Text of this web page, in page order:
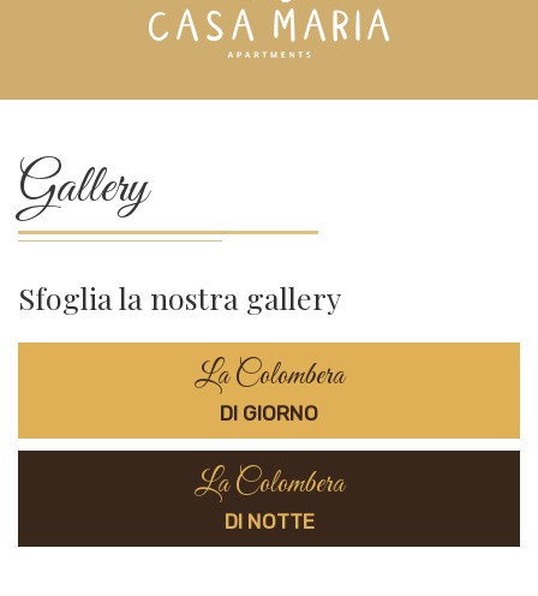
Gallery
Sfoglia la nostra gallery
La Colombera
DI GIORNO
La Colombera
DI NOTTE